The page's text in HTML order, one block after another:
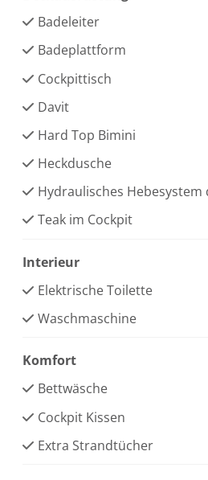
Badeleiter
Badeplattform
Cockpittisch
Davit
Hard Top Bimini
Heckdusche
Hydraulisches Hebesystem
Teak im Cockpit
Interieur
Elektrische Toilette
Waschmaschine
Komfort
Bettwäsche
Cockpit Kissen
Extra Strandtücher